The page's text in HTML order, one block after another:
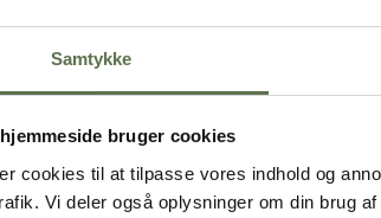
Samtykke
bruger cookies
cookies til at tilpasse vores indhold og
Vi deler også oplysninger om din brug